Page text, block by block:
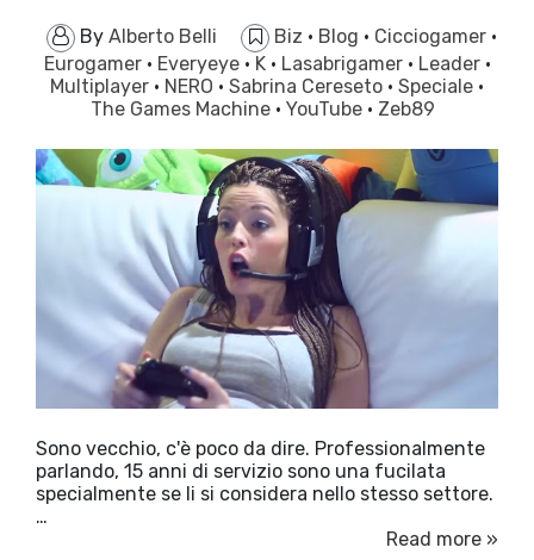
By Alberto Belli Biz · Blog · Cicciogamer ·
Eurogamer · Everyeye · K · Lasabrigamer · Leader ·
Multiplayer · NERO · Sabrina Cereseto · Speciale ·
The Games Machine · YouTube · Zeb89
Sono vecchio, c'è poco da dire. Professionalmente
parlando, 15 anni di servizio sono una fucilata
specialmente se li si considera nello stesso settore.
…
Read more »